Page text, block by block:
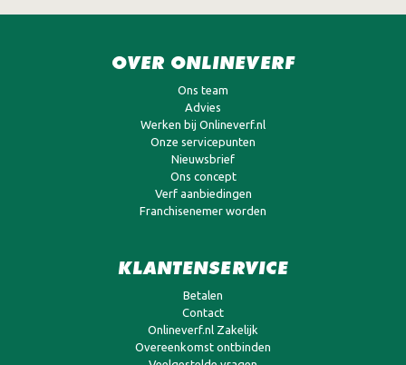
OVER ONLINEVERF
Ons team
Advies
Werken bij Onlineverf.nl
Onze servicepunten
Nieuwsbrief
Ons concept
Verf aanbiedingen
Franchisenemer worden
KLANTENSERVICE
Betalen
Contact
Onlineverf.nl Zakelijk
Overeenkomst ontbinden